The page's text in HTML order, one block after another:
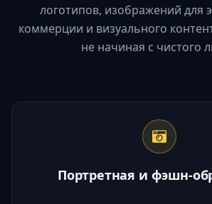
логотипов, изображений для
коммерции и визуального
не начиная с чистого
Портретная и фэшн-